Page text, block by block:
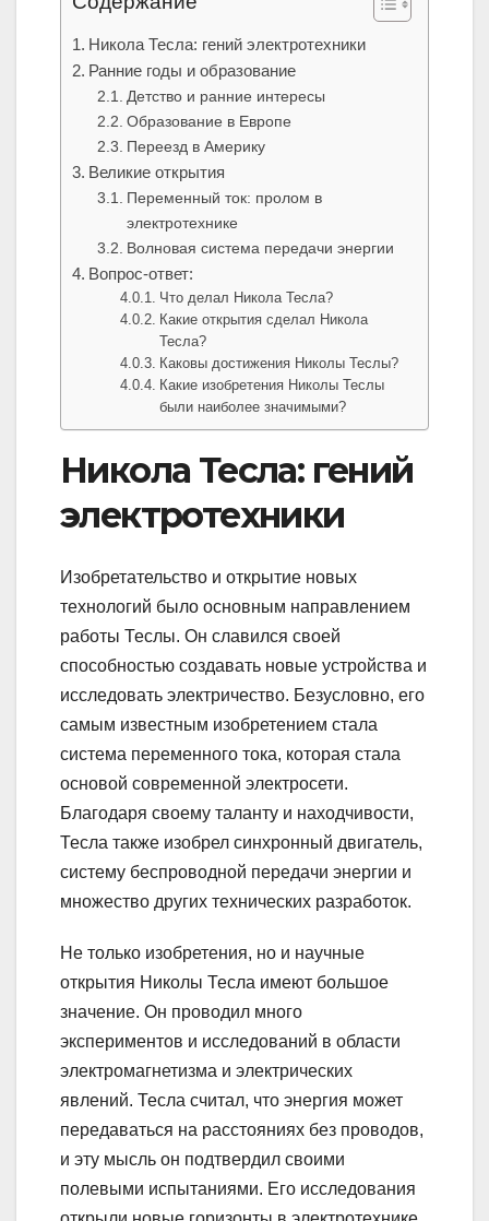
Никола Тесла: гений электротехники
Ранние годы и образование
Детство и ранние интересы
Образование в Европе
Переезд в Америку
Великие открытия
Переменный ток: пролом в
электротехнике
Волновая система передачи энергии
Вопрос-ответ:
Что делал Никола Тесла?
Какие открытия сделал Никола
Тесла?
Каковы достижения Николы Теслы?
Какие изобретения Николы Теслы
были наиболее значимыми?
Никола Тесла: гений
электротехники
Изобретательство и открытие новых
технологий было основным направлением
работы Теслы. Он славился своей
способностью создавать новые устройства и
исследовать электричество. Безусловно, его
самым известным изобретением стала
система переменного тока, которая стала
основой современной электросети.
Благодаря своему таланту и находчивости,
Тесла также изобрел синхронный двигатель,
систему беспроводной передачи энергии и
множество других технических разработок.
Не только изобретения, но и научные
открытия Николы Тесла имеют большое
значение. Он проводил много
экспериментов и исследований в области
электромагнетизма и электрических
явлений. Тесла считал, что энергия может
передаваться на расстояниях без проводов,
и эту мысль он подтвердил своими
полевыми испытаниями. Его исследования